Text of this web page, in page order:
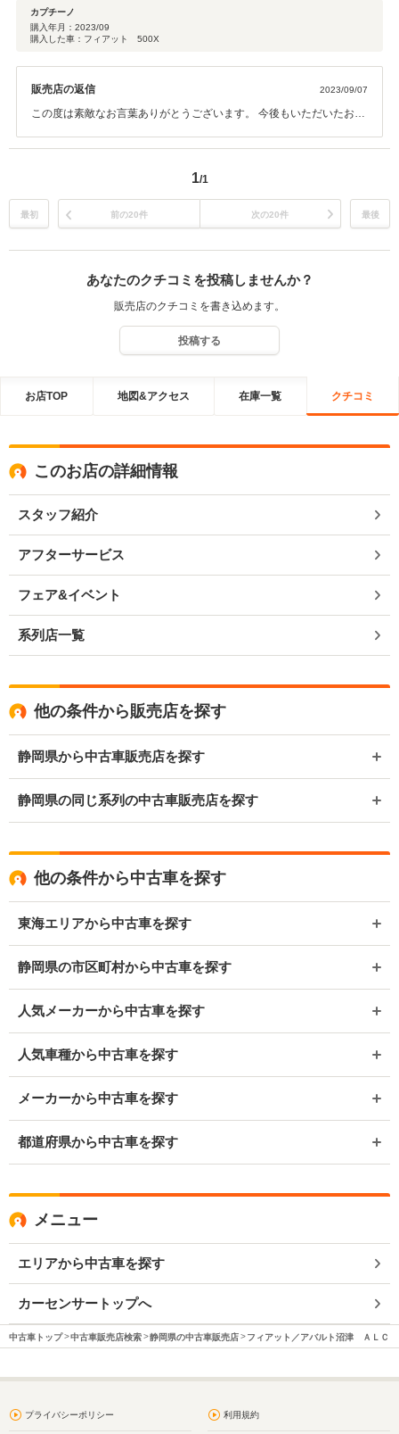
をしておりましたが、ここまで対応が違うものか、と思う程。 納車が待ち遠
しいです。
カプチーノ
購入年月： 2023/09
購入した車：フィアット 500X
販売店の返信 2023/09/07
この度は素敵なお言葉ありがとうございます。 今後もいただいたお言
1/1
最初 前の20件 次の20件 最後
あなたのクチコミを投稿しませんか？
販売店のクチコミを書き込めます。
投稿する
お店TOP 地図&アクセス 在庫一覧 クチコミ
このお店の詳細情報
スタッフ紹介
アフターサービス
フェア&イベント
系列店一覧
他の条件から販売店を探す
静岡県から中古車販売店を探す
静岡県の同じ系列の中古車販売店を探す
他の条件から中古車を探す
東海エリアから中古車を探す
静岡県の市区町村から中古車を探す
人気メーカーから中古車を探す
人気車種から中古車を探す
メーカーから中古車を探す
都道府県から中古車を探す
メニュー
エリアから中古車を探す
カーセンサートップへ
中古車トップ 中古車販売店検索 静岡県の中古車販売店 フィアット／アバルト沼津 ＡＬＣ
プライバシーポリシー 利用規約